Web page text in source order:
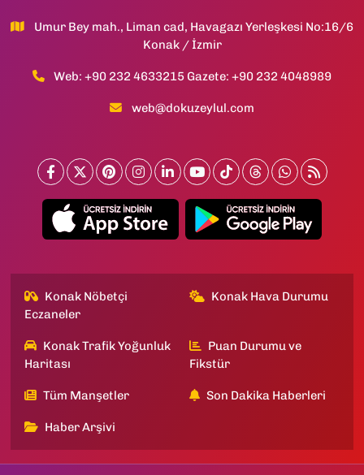
Umur Bey mah., Liman cad, Havagazı Yerleşkesi No:16/6
Konak / İzmir
Web: +90 232 4633215 Gazete: +90 232 4048989
web@dokuzeylul.com
Konak Nöbetçi
Eczaneler
Konak Hava Durumu
Konak Trafik Yoğunluk
Haritası
Puan Durumu ve
Fikstür
Tüm Manşetler Son Dakika Haberleri
Haber Arşivi